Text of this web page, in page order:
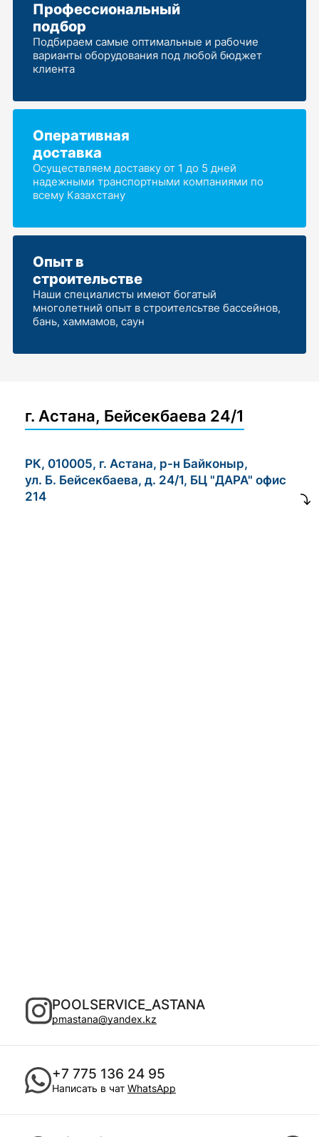
Профессиональный
подбор
Подбираем самые оптимальные и рабочие
варианты оборудования под любой бюджет
клиента
Оперативная
доставка
Осуществляем доставку от 1 до 5 дней
надежными транспортными компаниями по
всему Казахстану
Опыт в
строительстве
Наши специалисты имеют богатый
многолетний опыт в строителсьтве бассейнов,
бань, хаммамов, саун
г. Астана, Бейсекбаева 24/1
РК, 010005, г. Астана, р-н Байконыр,
ул. Б. Бейсекбаева, д. 24/1, БЦ "ДАРА" офис
214
POOLSERVICE_ASTANA
pmastana@yandex.kz
+7 775 136 24 95
Написать в чат WhatsApp